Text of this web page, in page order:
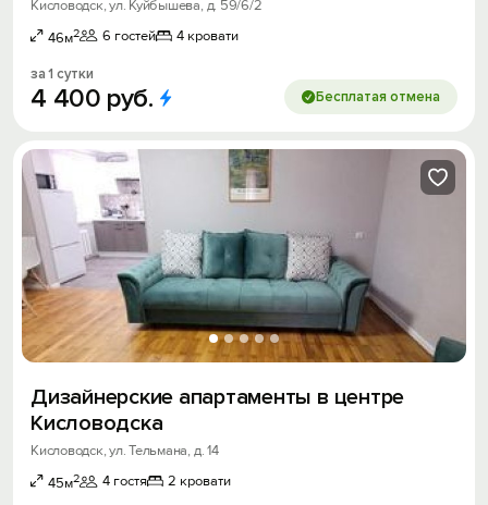
Кисловодск, ул. Куйбышева, д. 59/6/2
46м2 6 гостей 4 кровати
за 1 сутки
4 400 руб. Бесплатая отмена
Дизайнерские апартаменты в центре
Кисловодска
Кисловодск, ул. Тельмана, д. 14
45м2 4 гостя 2 кровати